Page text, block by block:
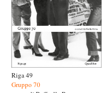
Riga 49
Gruppo 70